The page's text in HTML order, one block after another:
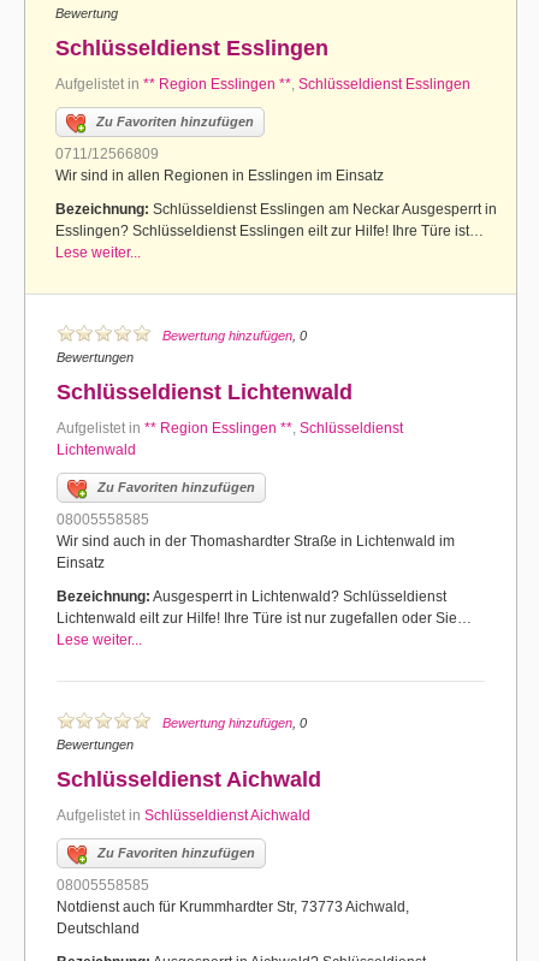
Bewertung
Schlüsseldienst Esslingen
Aufgelistet in ** Region Esslingen **, Schlüsseldienst Esslingen
Zu Favoriten hinzufügen
0711/12566809
Wir sind in allen Regionen in Esslingen im Einsatz
Bezeichnung: Schlüsseldienst Esslingen am Neckar Ausgesperrt in
Esslingen? Schlüsseldienst Esslingen eilt zur Hilfe! Ihre Türe ist…
Lese weiter...
Bewertung hinzufügen , 0
Bewertungen
Schlüsseldienst Lichtenwald
Aufgelistet in ** Region Esslingen **, Schlüsseldienst
Lichtenwald
Zu Favoriten hinzufügen
08005558585
Wir sind auch in der Thomashardter Straße in Lichtenwald im
Einsatz
Bezeichnung: Ausgesperrt in Lichtenwald? Schlüsseldienst
Lichtenwald eilt zur Hilfe! Ihre Türe ist nur zugefallen oder Sie…
Lese weiter...
Bewertung hinzufügen , 0
Bewertungen
Schlüsseldienst Aichwald
Aufgelistet in Schlüsseldienst Aichwald
Zu Favoriten hinzufügen
08005558585
Notdienst auch für Krummhardter Str, 73773 Aichwald,
Deutschland